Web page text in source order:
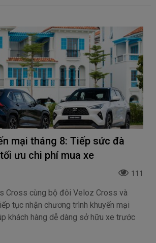
mại tháng 8: Tiếp sức đà
ưu chi phí mua xe
111
Cross cùng bộ đôi Veloz Cross và
tục nhận chương trình khuyến mại
khách hàng dễ dàng sở hữu xe trước